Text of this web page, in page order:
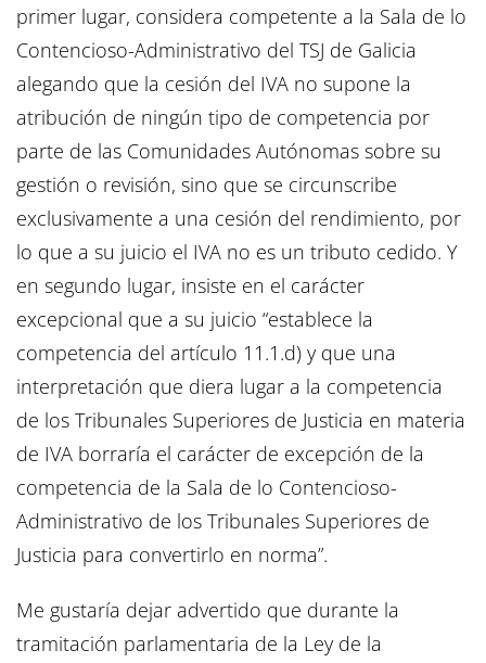
primer lugar, considera competente a la Sala de lo
Contencioso-Administrativo del TSJ de Galicia
alegando que la cesión del IVA no supone la
atribución de ningún tipo de competencia por
parte de las Comunidades Autónomas sobre su
gestión o revisión, sino que se circunscribe
exclusivamente a una cesión del rendimiento, por
lo que a su juicio el IVA no es un tributo cedido. Y
en segundo lugar, insiste en el carácter
excepcional que a su juicio “establece la
competencia del artículo 11.1.d) y que una
interpretación que diera lugar a la competencia
de los Tribunales Superiores de Justicia en materia
de IVA borraría el carácter de excepción de la
competencia de la Sala de lo Contencioso-
Administrativo de los Tribunales Superiores de
Justicia para convertirlo en norma”.
Me gustaría dejar advertido que durante la
tramitación parlamentaria de la Ley de la